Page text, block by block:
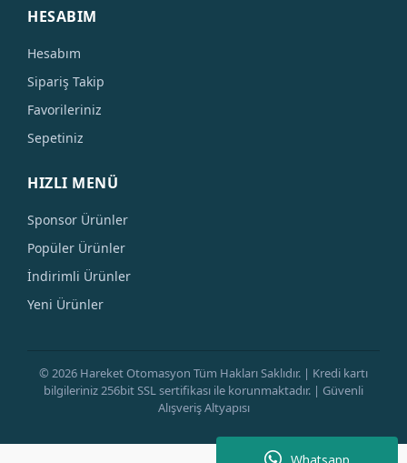
Whatsapp
HESABIM
Hesabım
Sipariş Takip
Favorileriniz
Sepetiniz
HIZLI MENÜ
Sponsor Ürünler
Popüler Ürünler
İndirimli Ürünler
Yeni Ürünler
© 2026 Hareket Otomasyon Tüm Hakları Saklıdır. | Kredi kartı
bilgileriniz 256bit SSL sertifikası ile korunmaktadır. | Güvenli
Alışveriş Altyapısı